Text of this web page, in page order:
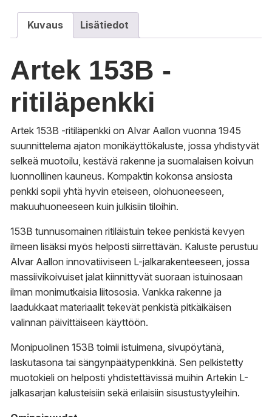
Kuvaus Lisätiedot
Artek 153B -
ritiläpenkki
Artek 153B -ritiläpenkki on Alvar Aallon vuonna 1945
suunnittelema ajaton monikäyttökaluste, jossa yhdistyvät
selkeä muotoilu, kestävä rakenne ja suomalaisen koivun
luonnollinen kauneus. Kompaktin kokonsa ansiosta
penkki sopii yhtä hyvin eteiseen, olohuoneeseen,
makuuhuoneeseen kuin julkisiin tiloihin.
153B tunnusomainen ritiläistuin tekee penkistä kevyen
ilmeen lisäksi myös helposti siirrettävän. Kaluste perustuu
Alvar Aallon innovatiiviseen L-jalkarakenteeseen, jossa
massiivikoivuiset jalat kiinnittyvät suoraan istuinosaan
ilman monimutkaisia liitososia. Vankka rakenne ja
laadukkaat materiaalit tekevät penkistä pitkäikäisen
valinnan päivittäiseen käyttöön.
Monipuolinen 153B toimii istuimena, sivupöytänä,
laskutasona tai sängynpäätypenkkinä. Sen pelkistetty
muotokieli on helposti yhdistettävissä muihin Artekin L-
jalkasarjan kalusteisiin sekä erilaisiin sisustustyyleihin.